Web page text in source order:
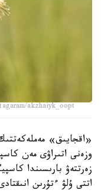
akzhaiyk_oopt
«اقجايىق»
وزەنى اتىراۋى مەن
اتتى ۇلۋ ءتۇرىن